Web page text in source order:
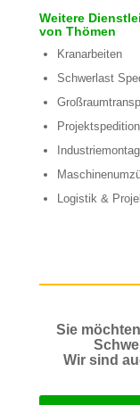
Weitere
von Thömen
Kranarbeiten
Schwerlast
Projektspedition
Logistik &
Sie
Wir sind